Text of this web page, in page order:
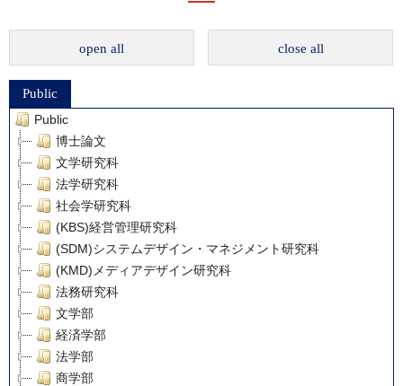
open all close all
Public
Public
博士論文
文学研究科
法学研究科
社会学研究科
(KBS)経営管理研究科
(SDM)システムデザイン・マネジメント研究科
(KMD)メディアデザイン研究科
法務研究科
文学部
経済学部
法学部
商学部